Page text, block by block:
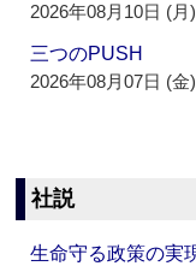
2026年08月10日 (月)
三つのPUSH
2026年08月07日 (金)
社説
生命守る政策の実